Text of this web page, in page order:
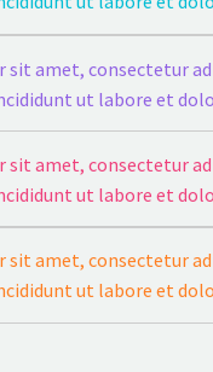
sit amet, consectetur
ut labore et
sit amet, consectetur
ut labore et
sit amet, consectetur
ut labore et